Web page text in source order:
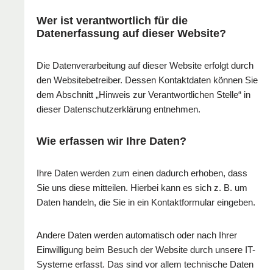
Wer ist verantwortlich für die
Datenerfassung auf dieser Website?
Die Datenverarbeitung auf dieser Website erfolgt durch
den Websitebetreiber. Dessen Kontaktdaten können Sie
dem Abschnitt „Hinweis zur Verantwortlichen Stelle“ in
dieser Datenschutzerklärung entnehmen.
Wie erfassen wir Ihre Daten?
Ihre Daten werden zum einen dadurch erhoben, dass
Sie uns diese mitteilen. Hierbei kann es sich z. B. um
Daten handeln, die Sie in ein Kontaktformular eingeben.
Andere Daten werden automatisch oder nach Ihrer
Einwilligung beim Besuch der Website durch unsere IT-
Systeme erfasst. Das sind vor allem technische Daten